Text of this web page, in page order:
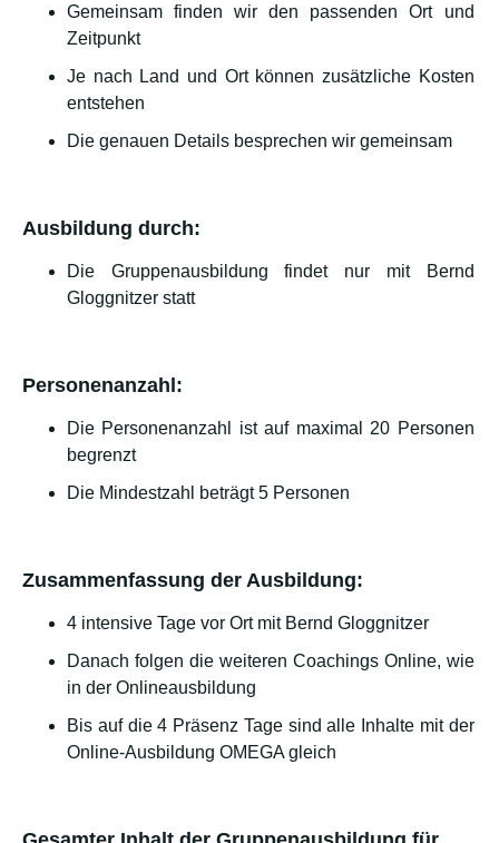
Gemeinsam finden wir den passenden Ort und
Zeitpunkt
Je nach Land und Ort können zusätzliche Kosten
entstehen
Die genauen Details besprechen wir gemeinsam
Ausbildung durch:
Die Gruppenausbildung findet nur mit Bernd
Gloggnitzer statt
Personenanzahl:
Die Personenanzahl ist auf maximal 20 Personen
begrenzt
Die Mindestzahl beträgt 5 Personen
Zusammenfassung der Ausbildung:
4 intensive Tage vor Ort mit Bernd Gloggnitzer
Danach folgen die weiteren Coachings Online, wie
in der Onlineausbildung
Bis auf die 4 Präsenz Tage sind alle Inhalte mit der
Online-Ausbildung OMEGA gleich